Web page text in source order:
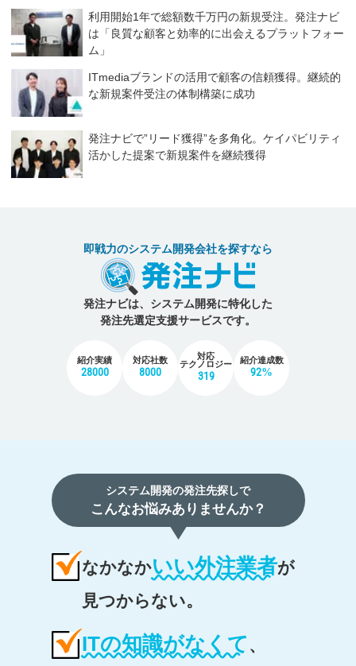
利用開始1年で総額数千万円の新規受注。発注ナビ
は「良質な顧客と効率的に出会えるプラットフォー
ム」
ITmediaブランドの活用で顧客の信頼獲得。継続的
な新規案件受注の体制構築に成功
発注ナビで”リード獲得”を多角化。ケイパビリティ
活かした提案で新規案件を継続獲得
即戦力のシステム開発会社を探すなら
発注ナビは、システム開発に特化した
発注先選定支援サービスです。
紹介実績
28000
対応社数
8000
対応
テクノロジー
319
紹介達成数
92%
システム開発の発注先探しで
こんなお悩みありませんか？
なかなかいい外注業者が
見つからない。
ITの知識がなくて 、